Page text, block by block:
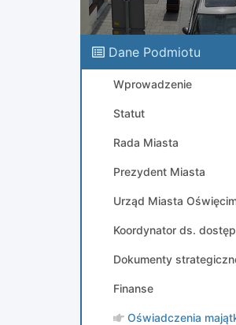
Dane Podmiotu
Wprowadzenie
Statut
Rada Miasta
Prezydent Miasta
Urząd Miasta
Koordynator ds.
Dokumenty
Finanse
Oświadczenia